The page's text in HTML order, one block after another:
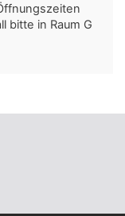
bitte in Raum G